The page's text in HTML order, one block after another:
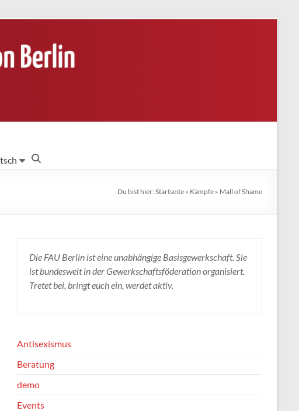
Du bist hier: Startseite » Kämpfe » Mall of Shame
Die FAU Berlin ist eine unabhängige Basisgewerkschaft. Sie
ist bundesweit in der Gewerkschaftsföderation organisiert.
Tretet bei, bringt euch ein, werdet aktiv.
Antisexismus
Beratung
demo
Events